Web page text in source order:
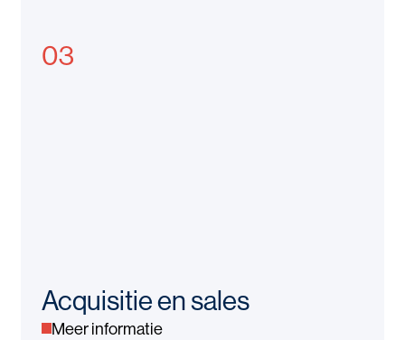
03
Acquisitie en sales
Meer informatie